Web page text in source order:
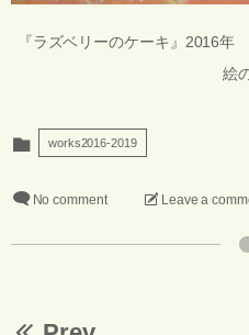
『ラズベリーのケーキ』2016
絵
works2016-2019
No comment Leave a